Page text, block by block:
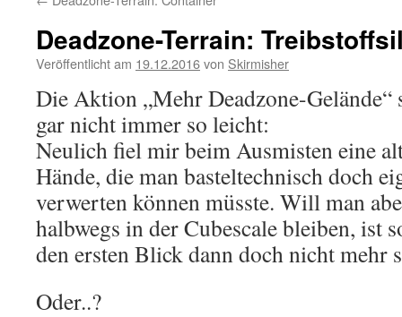
Deadzone-Terrain:
Veröffentlicht am 19.12.2016von Skirmisher
Die Aktion „Mehr Deadzone-Gelände“
gar nicht immer so leicht:
Neulich fiel mir beim Ausmisten eine
Hände, die man basteltechnisch doch
verwerten können müsste. Will man
halbwegs in der Cubescale bleiben, ist
den ersten Blick dann doch nicht
Oder..?